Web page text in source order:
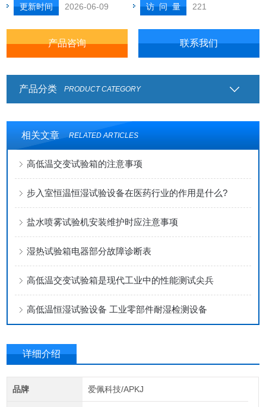
更新时间 2026-06-09 访 问 量 221
产品咨询 联系我们
产品分类 PRODUCT CATEGORY
相关文章 RELATED ARTICLES
高低温交变试验箱的注意事项
步入室恒温恒湿试验设备在医药行业的作用是什么?
盐水喷雾试验机安装维护时应注意事项
湿热试验箱电器部分故障诊断表
高低温交变试验箱是现代工业中的性能测试尖兵
高低温恒湿试验设备 工业零部件耐湿检测设备
详细介绍
品牌 爱佩科技/APKJ